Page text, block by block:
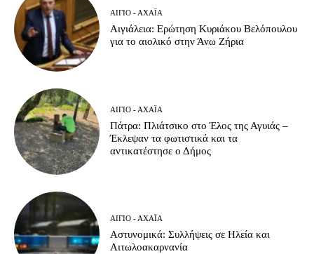
ΑΊΓΙΟ - ΑΧΑΪ́Α
Αιγιάλεια: Ερώτηση Κυριάκου Βελόπουλου
για το αιολικό στην Άνω Ζήρια
ΑΊΓΙΟ - ΑΧΑΪ́Α
Πάτρα: Πλιάτσικο στο Έλος της Αγυιάς –
Έκλεψαν τα φωτιστικά και τα
αντικατέστησε ο Δήμος
ΑΊΓΙΟ - ΑΧΑΪ́Α
Αστυνομικά: Συλλήψεις σε Ηλεία και
Αιτωλοακαρνανία